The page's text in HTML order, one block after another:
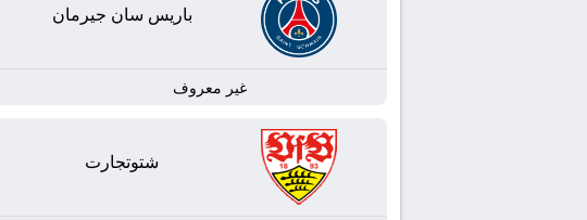
باريس سان جيرمان
غير معروف
شتوتجارت